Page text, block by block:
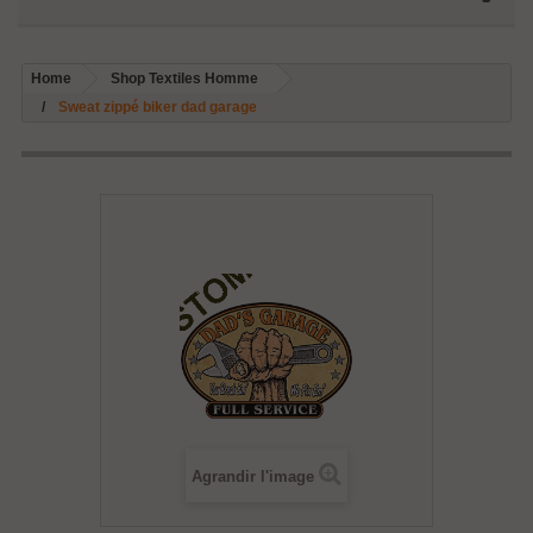
Home
Shop Textiles Homme
Sweat zippé biker dad garage
Agrandir l'image